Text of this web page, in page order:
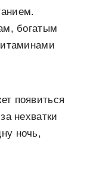
богатым
появиться
нехватки
ночь,